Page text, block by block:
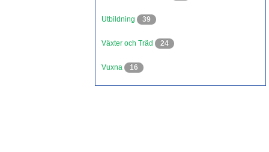
Utbildning 39
Växter och Träd 24
Vuxna 16